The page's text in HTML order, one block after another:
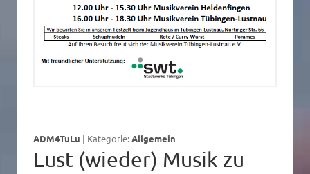
ADM4TuLu | Kategorie:Allgemein
Lust (wieder) Musik zu